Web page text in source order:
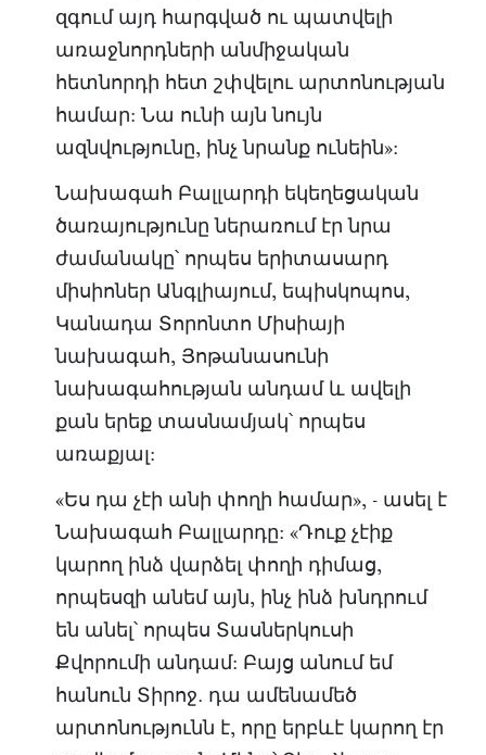
զգում այդ հարգված ու պատվելի
առաջնորդների անմիջական
հետնորդի հետ շփվելու արտոնության
համար: Նա ունի այն նույն
ազնվությունը, ինչ նրանք ունեին»:
Նախագահ Բալլարդի եկեղեցական
ծառայությունը ներառում էր նրա
ժամանակը՝ որպես երիտասարդ
միսիոներ Անգլիայում, եպիսկոպոս,
Կանադա Տորոնտո Միսիայի
նախագահ, Յոթանասունի
նախագահության անդամ և ավելի
քան երեք տասնամյակ՝ որպես
առաքյալ:
«Ես դա չէի անի փողի համար», - ասել է
Նախագահ Բալլարդը: «Դուք չէիք
կարող ինձ վարձել փողի դիմաց,
որպեսզի անեմ այն, ինչ ինձ խնդրում
են անել՝ որպես Տասներկուսի
Քվորումի անդամ: Բայց անում եմ
հանուն Տիրոջ․ դա ամենամեծ
արտոնությունն է, որը երբևէ կարող էր